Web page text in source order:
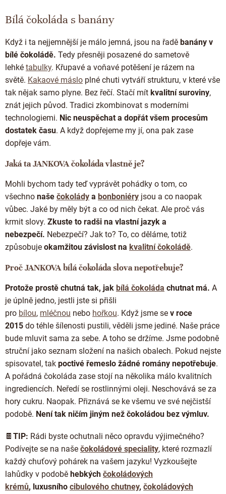
l
a
c
í
r
v
k
y
v
ý
s
u
Bílá čokoláda s banány
Když i ta nejjemnější je málo jemná, jsou na řadě banány v
bílé čokoládě. Tedy přesněji posazené do sametově
lehké tabulky. Křupavé a voňavé potěšení je rázem na
světě. Kakaové máslo plné chuti vytváří strukturu, v které vše
tak nějak samo plyne. Bez řečí. Stačí mít kvalitní suroviny,
znát jejich původ. Tradici zkombinovat s moderními
technologiemi. Nic neuspěchat a dopřát všem procesům
dostatek času. A když dopřejeme my jí, ona pak zase
dopřeje vám.
Jaká ta JANKOVA čokoláda vlastně je?
Mohli bychom tady teď vyprávět pohádky o tom, co
všechno naše čokolády a bonboniéry jsou a co naopak
vůbec. Jaké by měly být a co od nich čekat. Ale proč vás
krmit slovy. Zkuste to radši na vlastní jazyk a
nebezpečí. Nebezpečí? Jak to? To, co děláme, totiž
způsobuje okamžitou závislost na kvalitní čokoládě.
Proč JANKOVA bílá čokoláda slova nepotřebuje?
Protože prostě chutná tak, jak bílá čokoláda chutnat má. A
je úplně jedno, jestli jste si přišli
pro bílou, mléčnou nebo hořkou. Když jsme se v roce
2015 do téhle šílenosti pustili, věděli jsme jediné. Naše práce
bude mluvit sama za sebe. A toho se držíme. Jsme podobně
struční jako seznam složení na našich obalech. Pokud nejste
spisovatel, tak poctivé řemeslo žádné romány nepotřebuje.
A pořádná čokoláda zase stojí na několika málo kvalitních
ingrediencích. Neředí se rostlinnými oleji. Neschovává se za
hory cukru. Naopak. Přiznává se ke všemu ve své nejčistší
podobě. Není tak ničím jiným než čokoládou bez výmluv.
🍫 TIP: Rádi byste ochutnali něco opravdu výjimečného?
Podívejte se na naše čokoládové speciality, které rozmazlí
každý chuťový pohárek na vašem jazyku! Vyzkoušejte
lahůdky v podobě hebkých čokoládových
krémů, luxusního cibulového chutney, čokoládových